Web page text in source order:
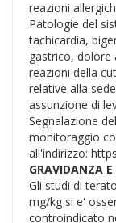
reazioni
Patologie del
tachicardia,
gastrico, dolore
reazioni della
relative alla
assunzione di
Segnalazione
monitoraggio
all'indirizzo:
GRAVIDANZA
Gli studi di
mg/kg si e'
controindicato